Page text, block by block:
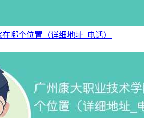
哪个位置（详细地址_电话）